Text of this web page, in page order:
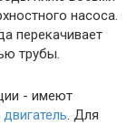
насоса.
перекачивает
трубы.
- имеют
. Для